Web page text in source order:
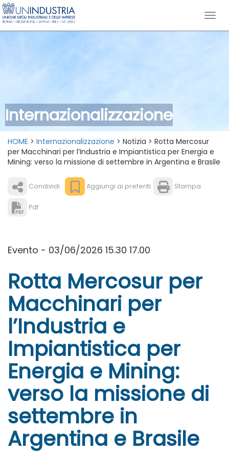
Internazionalizzazione
HOME > Internazionalizzazione > Notizia > Rotta Mercosur
per Macchinari per l’Industria e Impiantistica per Energia e
Mining: verso la missione di settembre in Argentina e Brasile
Condividi Aggiungi ai preferiti Stampa
Pdf
Evento - 03/06/2026 15.30 17.00
Rotta Mercosur per
Macchinari per
l’Industria e
Impiantistica per
Energia e Mining:
verso la missione di
settembre in
Argentina e Brasile